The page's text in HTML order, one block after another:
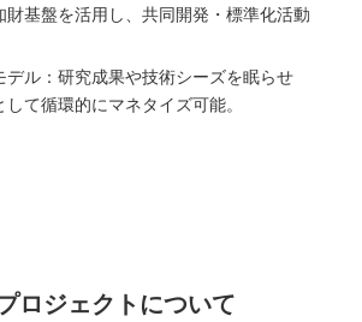
財基盤を活用し、共同開発・標準化活動
デル：研究成果や技術シーズを眠らせ
て循環的にマネタイズ可能。
ジェクトについて